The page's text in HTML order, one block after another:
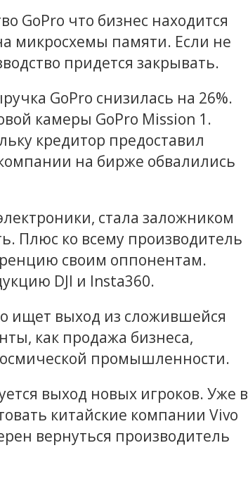
GoPro что бизнес находится
микросхемы памяти. Если не
придется закрывать.
GoPro снизилась на 26%.
камеры GoPro Mission 1.
кредитор предоставил
на бирже обвалились
стала заложником
Плюс ко всему производитель
своим оппонентам.
DJI и Insta360.
ищет выход из сложившейся
как продажа бизнеса,
промышленности.
выход новых игроков. Уже в
китайские компании Vivo
вернуться производитель